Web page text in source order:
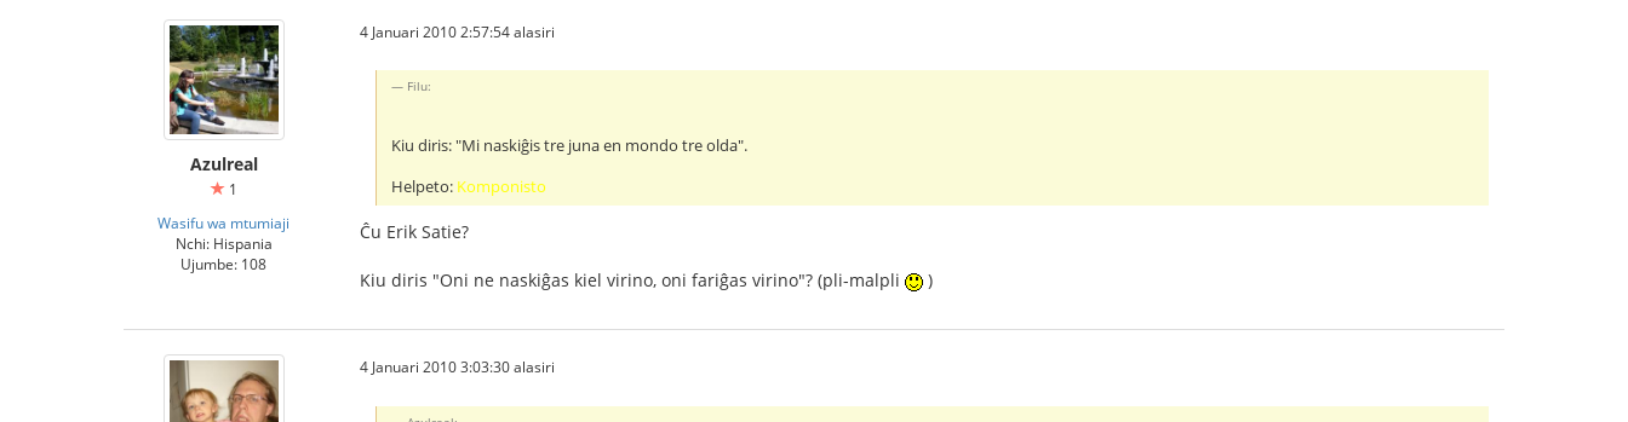
Azulreal
1
Wasifu wa mtumiaji
Nchi: Hispania
Ujumbe: 108
4 Januari 2010 2:57:54 alasiri
Filu:
Kiu diris: "Mi naskiĝis tre juna en mondo tre olda".
Helpeto: Komponisto
Ĉu Erik Satie?
Kiu diris "Oni ne naskiĝas kiel virino, oni fariĝas virino"? (pli-malpli )
4 Januari 2010 3:03:30 alasiri